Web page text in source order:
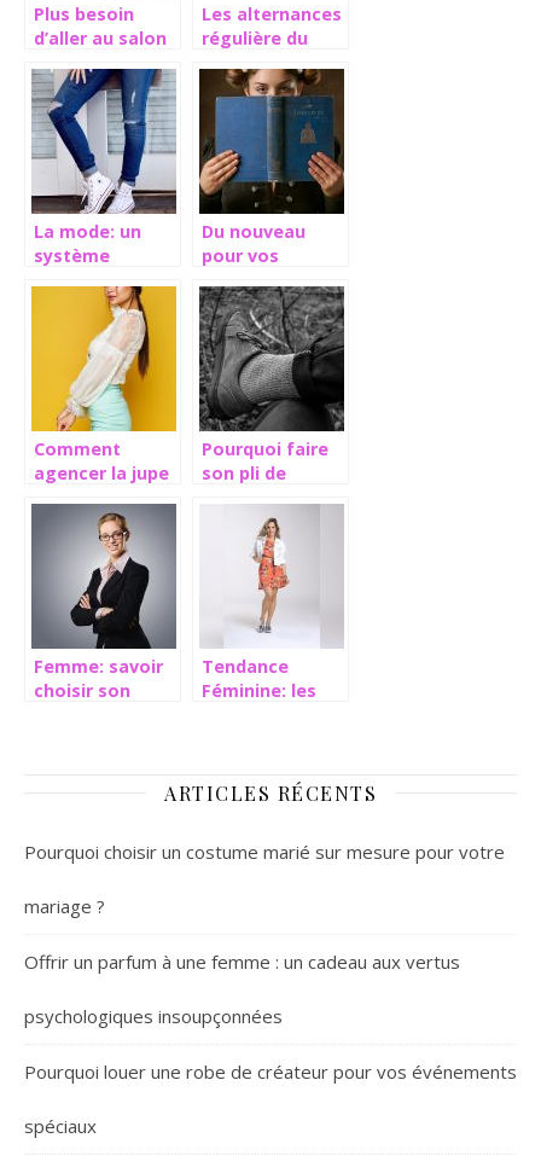
Plus besoin
d’aller au salon
votre vernigel!
Les alternances
régulière du
mode
La mode: un
système
culturelles
Du nouveau
pour vos
perles
Comment
agencer la jupe
tendance?
Pourquoi faire
son pli de
devenu
indispensable
aujourd’hui ?
Femme: savoir
choisir son
Tendance
Féminine: les
ARTICLES RÉCENTS
Pourquoi choisir un costume marié sur mesure pour votre
mariage ?
Offrir un parfum à une femme : un cadeau aux vertus
psychologiques insoupçonnées
Pourquoi louer une robe de créateur pour vos événements
spéciaux